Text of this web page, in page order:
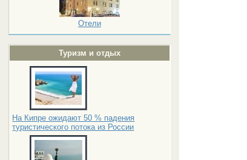
Отели
Туризм и отдых
На Кипре ожидают 50 % падения
туристического потока из России